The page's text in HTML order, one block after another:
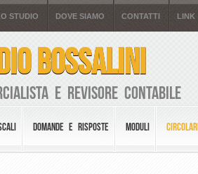
STUDIO DOVE SIAMO CONTATTI LINK
BOSSALINI
e Revisore Contabile
DOMANDE E RISPOSTE MODULI CIRCOLARI